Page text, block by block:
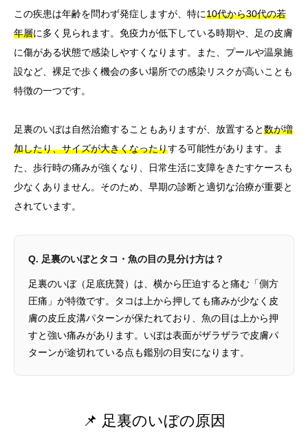
この疾患は年齢を問わず発症しますが、特に10代から30代の若
年層に多く見られます。免疫力が低下している時期や、足の皮膚
に傷がある状態で感染しやすくなります。また、プールや温泉施
設など、裸足で歩く機会の多い場所での感染リスクが高いことも
特徴の一つです。
足裏のいぼは自然治癒することもありますが、放置すると数が増
加したり、サイズが大きくなったりする可能性があります。ま
た、歩行時の痛みが強くなり、日常生活に支障をきたすケースも
少なくありません。そのため、早期の診断と適切な治療が重要と
されています。
Q. 足裏のいぼとタコ・魚の目の見分け方は？
足裏のいぼ（足底疣贅）は、横から圧迫すると痛む「側方
圧痛」が特徴です。タコは上から押しても痛みが少なく皮
膚の皮丘皮溝パターンが保たれており、魚の目は上から押
すと強い痛みがあります。いぼは表面がザラザラで皮膚パ
ターンが途切れている点も鑑別の目安になります。
📌 足裏のいぼの原因